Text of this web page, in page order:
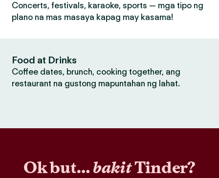
Concerts, festivals, karaoke, sports — mga tipo ng
plano na mas masaya kapag may kasama!
Food at Drinks
Coffee dates, brunch, cooking together, ang
restaurant na gustong mapuntahan ng lahat.
Ok but…bakitTinder?